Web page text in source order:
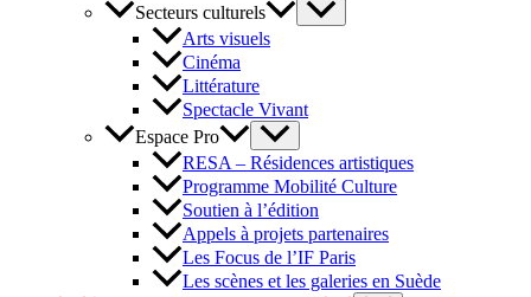
Secteurs culturels
Arts visuels
Cinéma
Littérature
Spectacle Vivant
Espace Pro
RESA – Résidences artistiques
Programme Mobilité Culture
Soutien à l’édition
Appels à projets partenaires
Les Focus de l’IF Paris
Les scènes et les galeries en Suède